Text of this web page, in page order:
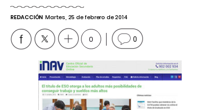
REDACCIÓN Martes, 25 de febrero de 2014
0 0